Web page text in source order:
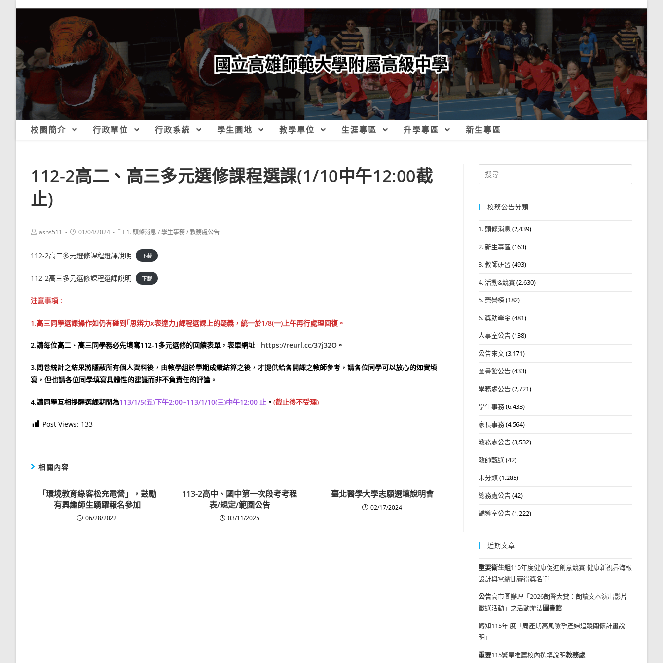
校園簡介 行政單位 行政系統 學生園地 教學單位 生涯專區 升學專區 新生專區
112-2高二、高三多元選修課程選課(1/10中午12:00截
止)
Postashs511
Post01/04/2024
Post1. 頭條消息 /學生事務/教務處公告
112-2高二多元選修課程選課說明 下載
112-2高三多元選修課程選課說明 下載
注意事項 :
1.高三同學選課操作如仍有碰到｢思辨力x表達力｣課程選課上的疑義，統一於1/8(一)上午再行處理回復。
2.請每位高二、高三同學務必先填寫112-1多元選修的回饋表單，表單網址 : https://reurl.cc/37j32O 。
3.問卷統計之結果將隱蔽所有個人資料後，由教學組於學期成績結算之後，才提供給各開課之教師參考，請各位同學可以放心的如實填
寫，但也請各位同學填寫具體性的建議而非不負責任的評論。
4.請同學互相提醒選課期間為113/1/5(五)下午2:00~113/1/10(三)中午12:00 止 。 (截止後不受理)
Post Views: 133
相關內容
「環境教育綠客松充電營」，鼓勵
有興趣師生踴躍報名參加
06/28/2022
113-2高中、國中第一次段考考程
表/規定/範圍公告
03/11/2025
臺北醫學大學志願選填說明會
02/17/2024
Search
for:
校務公告分類
1. 頭條消息 (2,439)
2. 新生專區 (163)
3. 教師研習 (493)
4. 活動&競賽(2,630)
5. 榮譽榜(182)
6. 獎助學金(481)
人事室公告(138)
公告來文(3,171)
圖書館公告(433)
學務處公告(2,721)
學生事務(6,433)
家長事務(4,564)
教務處公告(3,532)
教師甄選(42)
未分類(1,285)
總務處公告(42)
輔導室公告(1,222)
近期文章
重要衛生組115年度健康促進創意競賽-健康新視界海報
設計與電繪比賽得獎名單
公告高市圖辦理「2026朗聲大賞：朗讀文本演出影片
徵選活動」之活動辦法圖書館
轉知115年 度「周產期高風險孕產婦追蹤關懷計畫說
明」
重要115繁星推薦校內選填說明教務處